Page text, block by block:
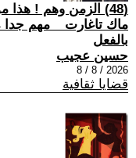
(48) الزمن وهم !
ماك تاغارت _ مهم
بالفعل
حسين عجيب
2026 / 8 / 8
قضايا ثقافية